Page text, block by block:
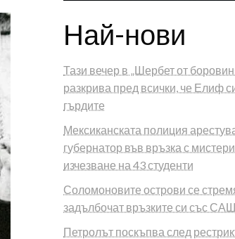
Най-нови
Тази вечер в „Шербет от
разкрива пред всички, че Елиф
гърдите
Мексиканската полиция
губернатор във връзка с
изчезване на 43 студенти
Соломоновите острови се
задълбочат връзките си със САЩ
Петролът поскъпва след